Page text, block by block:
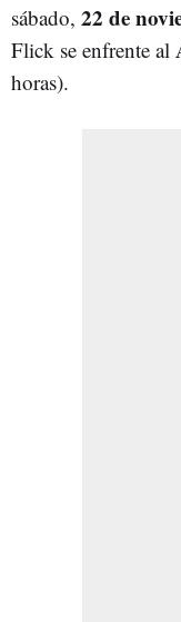
sábado, 22 de
Flick se enfrente al
horas).